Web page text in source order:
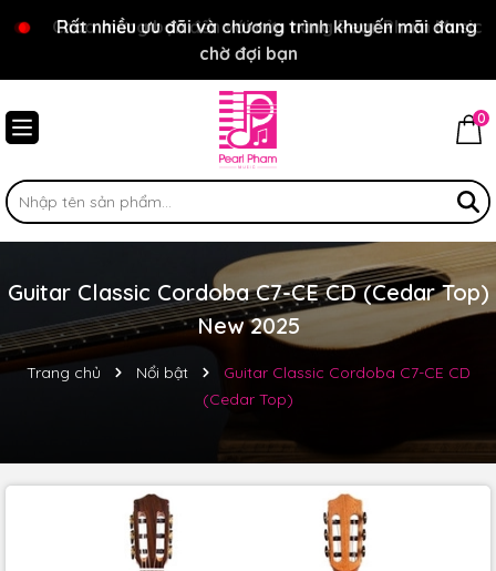
Chào mừng bạn đến với cửa hàng Pear Pham Music
Rất nhiều ưu đãi và chương trình khuyến mãi đang
chờ đợi bạn
0
Guitar Classic Cordoba C7-CE CD (Cedar Top)
New 2025
Trang chủ Nổi bật
Guitar Classic Cordoba C7-CE CD
(Cedar Top)